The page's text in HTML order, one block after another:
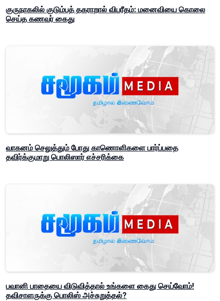
குருநாகலில் குடும்பத் தகராறால் விபரீதம்: மனைவியை கொலை
செய்த கணவர் கைது
வாகனம் செலுத்தும் போது காணொளிகளை பார்ப்பதை
தவிர்க்குமாறு பொலிஸார் எச்சரிக்கை
பவானி பாதையை விடுவித்தால் உங்களை கைது செய்வோம்!
தவிசாளருக்கு பொலிஸ் அச்சுறுத்தல்?